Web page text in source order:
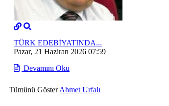
TÜRK EDEBİYATINDA...
Pazar, 21 Haziran 2026 07:59
Devamını Oku
Tümünü GösterAhmet Urfalı